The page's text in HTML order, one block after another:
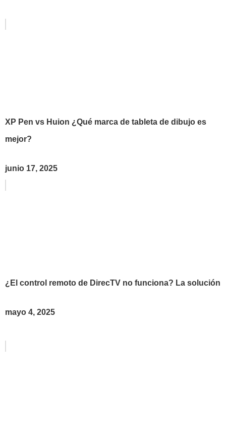
XP Pen vs Huion ¿Qué marca de tableta de dibujo es
mejor?
junio 17, 2025
¿El control remoto de DirecTV no funciona? La solución
mayo 4, 2025